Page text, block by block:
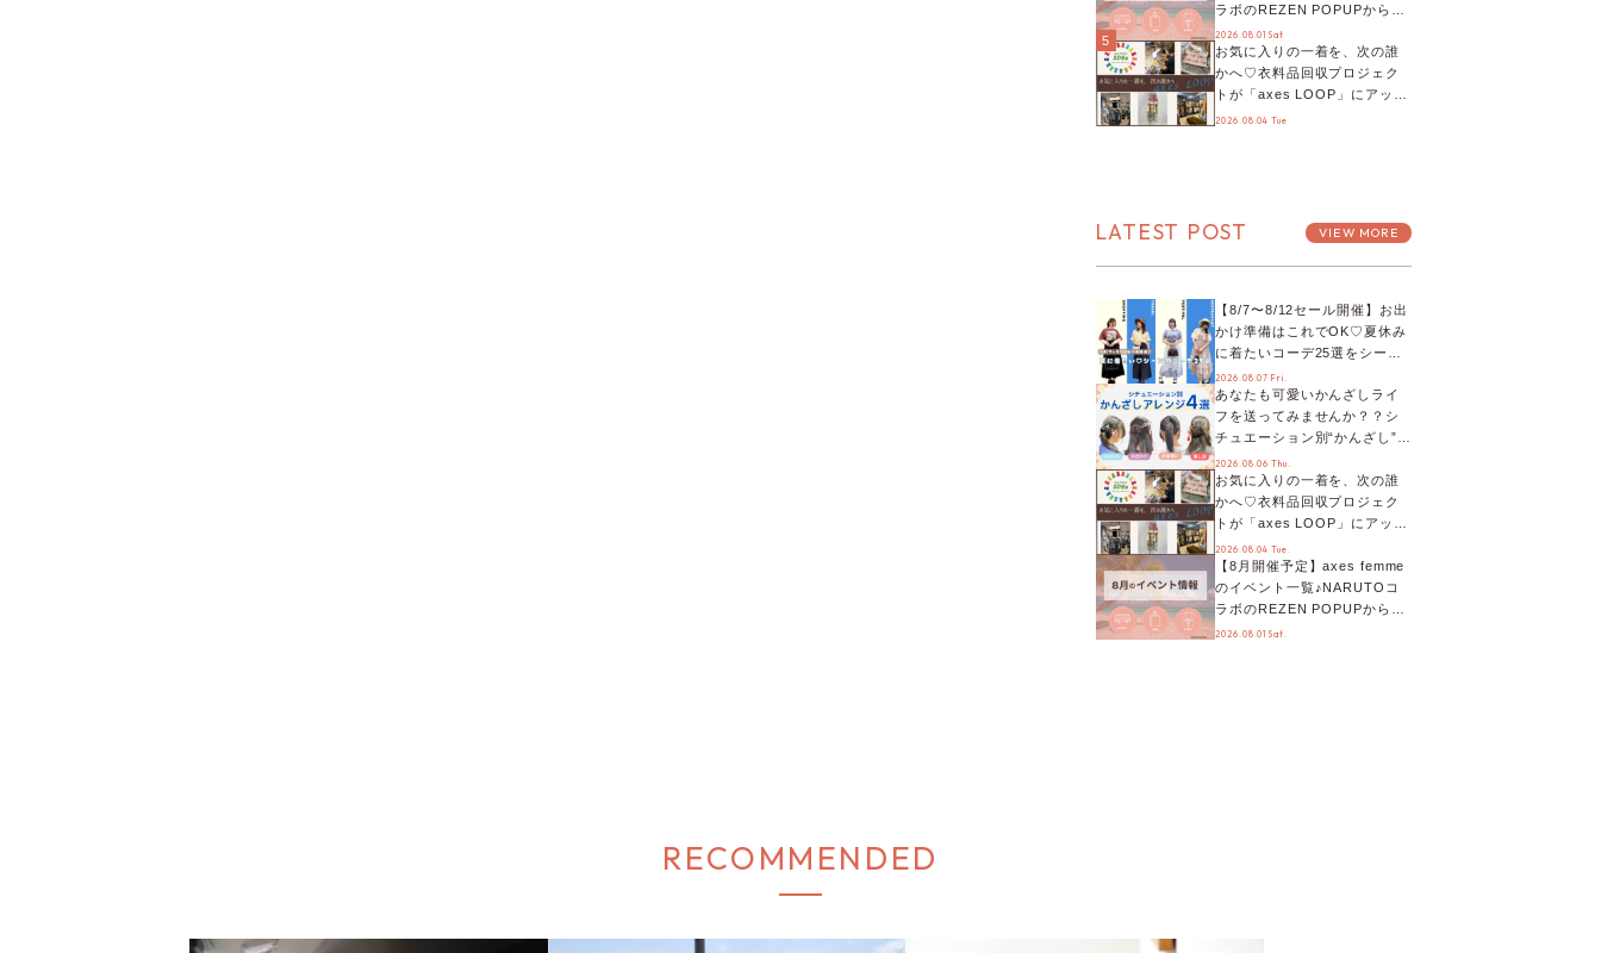
RECOMMENDED
ラボのREZEN POPUPから、
プチYour Stage.、ティーパー
ティまで！8月の特別なイベン
トをチェック◎
2026.08.01 Sat
5
お気に入りの一着を、次の誰
かへ♡衣料品回収プロジェク
トが「axes LOOP」にアップ
デート！活用するとポイント
2026.08.04 Tue
LATEST POST VIEW MORE
【8/7〜8/12セール開催】お出
かけ準備はこれでOK♡夏休み
に着たいコーデ25選をシーン
別に徹底解説！
2026.08.07 Fri.
あなたも可愛いかんざしライ
フを送ってみませんか？？シ
チュエーション別“かんざし”の
オススメ【ショップスタッフ
編集部】
2026.08.06 Thu.
お気に入りの一着を、次の誰
かへ♡衣料品回収プロジェク
トが「axes LOOP」にアップ
デート！活用するとポイント
が手に入る◎
2026.08.04 Tue.
【8月開催予定】axes femme
のイベント一覧♪NARUTOコ
ラボのREZEN POPUPから、
プチYour Stage.、ティーパー
2026.08.01 Sat.